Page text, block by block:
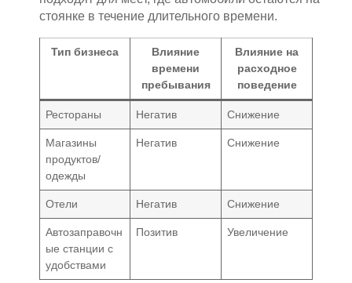
стоянке в течение длительного времени.
Тип бизнеса
Влияние
времени
пребывания
Влияние на
расходное
поведение
Рестораны Негатив Снижение
Магазины
продуктов/
одежды
Негатив Снижение
Отели Негатив Снижение
Автозаправочн
ые станции с
удобствами
Позитив Увеличение